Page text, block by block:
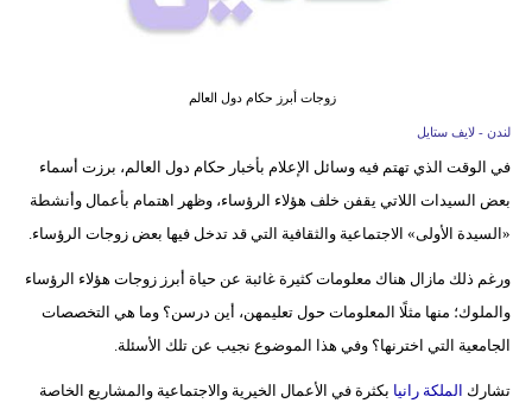
زوجات أبرز حكام دول العالم
لندن - لايف ستايل
في الوقت الذي تهتم فيه وسائل الإعلام بأخبار حكام دول العالم، برزت أسماء
بعض السيدات اللاتي يقفن خلف هؤلاء الرؤساء، وظهر اهتمام بأعمال وأنشطة
«السيدة الأولى» الاجتماعية والثقافية التي قد تدخل فيها بعض زوجات الرؤساء.
ورغم ذلك مازال هناك معلومات كثيرة غائبة عن حياة أبرز زوجات هؤلاء الرؤساء
والملوك؛ منها مثلًا المعلومات حول تعليمهن، أين درسن؟ وما هي التخصصات
الجامعية التي اخترنها؟ وفي هذا الموضوع نجيب عن تلك الأسئلة.
تشارك الملكة رانيا بكثرة في الأعمال الخيرية والاجتماعية والمشاريع الخاصة